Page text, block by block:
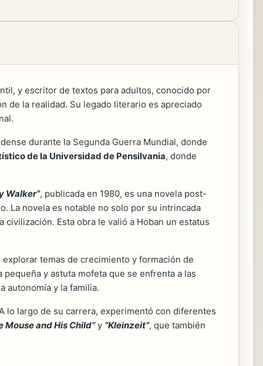
y escritor de textos para adultos, conocido por
de la realidad. Su legado literario es apreciado
durante la Segunda Guerra Mundial, donde
de la Universidad de Pensilvania, donde
Walker”, publicada en 1980, es una novela post-
La novela es notable no solo por su intrincada
Esta obra le valió a Hoban un estatus
temas de crecimiento y formación de
y astuta mofeta que se enfrenta a las
autonomía y la familia.
lo largo de su carrera, experimentó con diferentes
Mouse and His Child”y “Kleinzeit”, que también